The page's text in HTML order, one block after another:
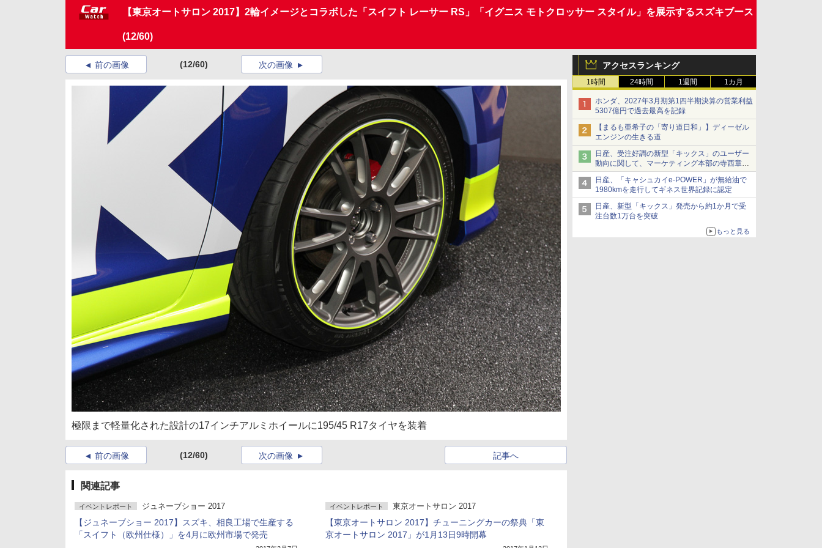
【東京オートサロン 2017】2輪イメージとコラボした「スイフト レーサー RS」「イグニス モトクロッサー スタイル」を展示するスズキブース
(12/60)
アクセスランキング
1時間 24時間 1週間 1カ月
ホンダ、2027年3月期第1四半期決算の営業利益
5307億円で過去最高を記録
【まるも亜希子の「寄り道日和」】ディーゼル
エンジンの生きる道
日産、受注好調の新型「キックス」のユーザー
動向に関して、マーケティング本部の寺西章氏
が解説
日産、「キャシュカイe-POWER」が無給油で
1980kmを走行してギネス世界記録に認定
日産、新型「キックス」発売から約1か月で受
注台数1万台を突破
もっと見る
前の画像 (12/60) 次の画像
極限まで軽量化された設計の17インチアルミホイールに195/45 R17タイヤを装着
前の画像 (12/60) 記事へ
次の画像
関連記事
イベントレポート ジュネーブショー 2017
【ジュネーブショー 2017】スズキ、相良工場で生産する
「スイフト（欧州仕様）」を4月に欧州市場で発売
イベントレポート 東京オートサロン 2017
【東京オートサロン 2017】チューニングカーの祭典「東
京オートサロン 2017」が1月13日9時開幕